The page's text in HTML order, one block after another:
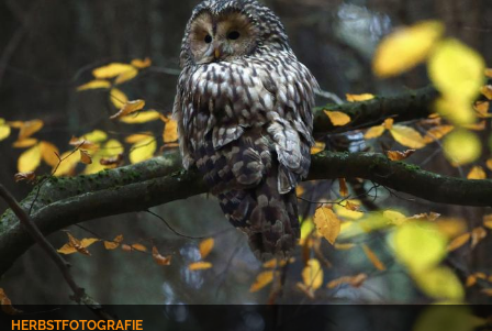
HERBSTFOTOGRAFIE